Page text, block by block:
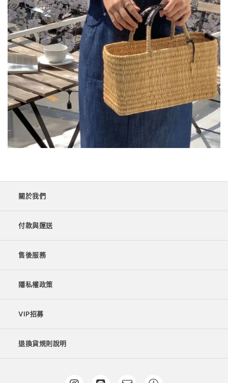
關於我們
付款與運送
售後服務
隱私權政策
VIP招募
退換貨規則說明